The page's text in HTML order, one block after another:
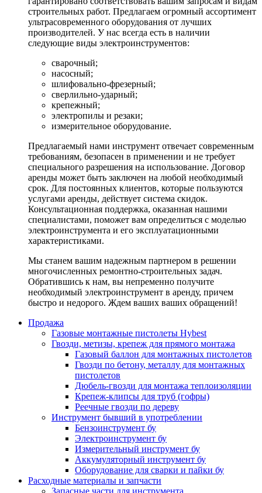
строительных работ. Предлагаем огромный ассортимент
ультрасовременного оборудования от лучших
производителей. У нас всегда есть в наличии
следующие виды электроинструментов:
сварочный;
насосный;
шлифовально-фрезерный;
сверлильно-ударный;
крепежный;
электропилы и резаки;
измерительное оборудование.
Предлагаемый нами инструмент отвечает современным
требованиям, безопасен в применении и не требует
специального разрешения на использование. Договор
аренды может быть заключен на любой необходимый
срок. Для постоянных клиентов, которые пользуются
услугами аренды, действует система скидок.
Консультационная поддержка, оказанная нашими
специалистами, поможет вам определиться с моделью
электроинструмента и его эксплуатационными
характеристиками.
Мы станем вашим надежным партнером в решении
многочисленных ремонтно-строительных задач.
Обратившись к нам, вы непременно получите
необходимый электроинструмент в аренду, причем
быстро и недорого. Ждем ваших ваших обращений!
Продажа
Газовые монтажные пистолеты Hybest
Гвозди, метизы, крепеж для прямого монтажа
Газовый баллон для монтажных пистолетов
Гвозди по бетону, металлу для монтажных
пистолетов
Дюбель-гвозди для монтажа теплоизоляции
Крепеж-клипсы для труб (гофры)
Реечные гвозди по дереву
Инструмент бывший в употреблении
Бензоинструмент бу
Электроинструмент бу
Измерительный инструмент бу
Аккумуляторный инструмент бу
Оборудование для сварки и пайки бу
Расходные материалы и запчасти
Запасные части для инструмента